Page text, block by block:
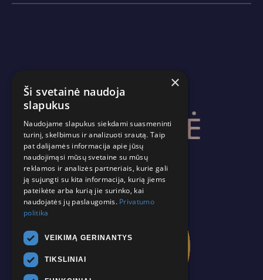
×
Ši svetainė naudoja
slapukus
Naudojame slapukus siekdami suasmeninti
turinį, skelbimus ir analizuoti srautą. Taip
pat dalijamės informacija apie jūsų
naudojimąsi mūsų svetaine su mūsų
reklamos ir analizės partneriais, kurie gali
ją sujungti su kita informacija, kurią jiems
pateikėte arba kurią jie surinko, kai
naudojatės jų paslaugomis. Privatumo
politika
VEIKIMĄ GERINANTYS
TIKSLINIAI